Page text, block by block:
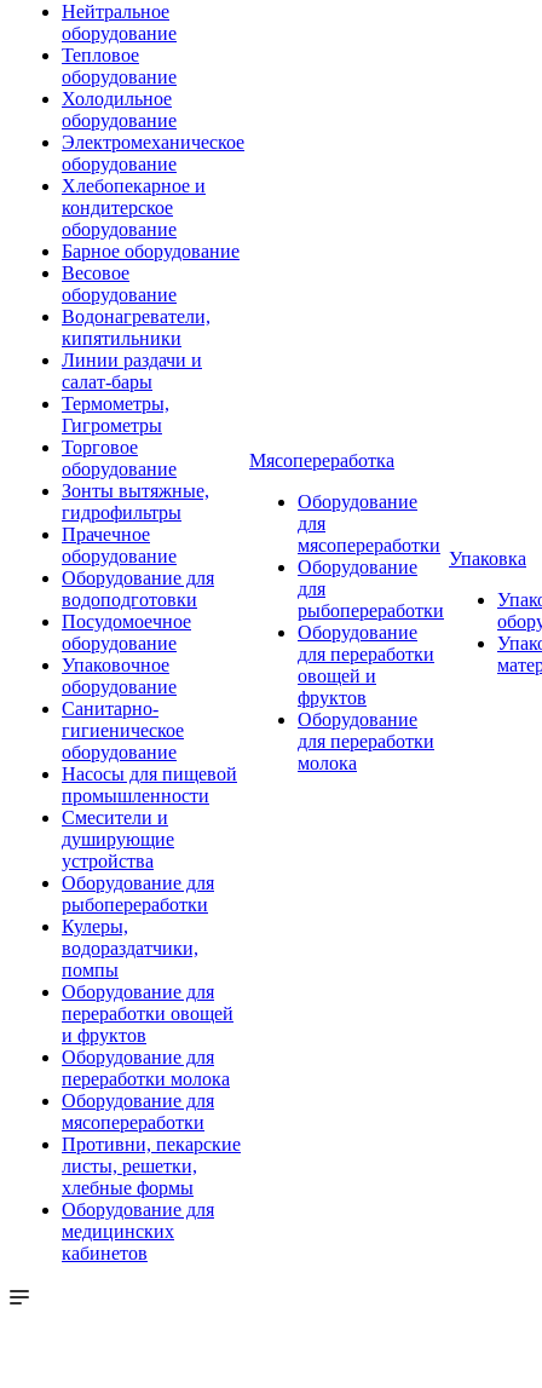
Нейтральное
оборудование
Тепловое
оборудование
Холодильное
оборудование
Электромеханическое
оборудование
Хлебопекарное и
кондитерское
оборудование
Барное оборудование
Весовое
оборудование
Водонагреватели,
кипятильники
Линии раздачи и
салат-бары
Термометры,
Гигрометры
Торговое
оборудование
Зонты вытяжные,
гидрофильтры
Прачечное
оборудование
Оборудование для
водоподготовки
Посудомоечное
оборудование
Упаковочное
оборудование
Санитарно-
гигиеническое
оборудование
Насосы для пищевой
промышленности
Смесители и
душирующие
устройства
Оборудование для
рыбопереработки
Кулеры,
водораздатчики,
помпы
Оборудование для
переработки овощей
и фруктов
Оборудование для
переработки молока
Оборудование для
мясопереработки
Противни, пекарские
листы, решетки,
хлебные формы
Оборудование для
медицинских
кабинетов
Мясопереработка
Оборудование
для
мясопереработки
Оборудование
для
рыбопереработки
Оборудование
для переработки
овощей и
фруктов
Оборудование
для переработки
молока
Упаковка